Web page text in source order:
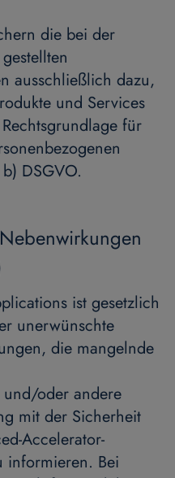
die bei der
ausschließlich dazu,
und Services
für
DSGVO.
ist gesetzlich
unerwünschte
die mangelnde
und/oder andere
mit der Sicherheit
Accelerator-
informieren. Bei